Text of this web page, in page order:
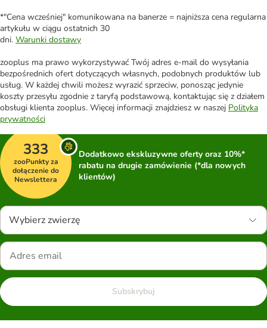
*"Cena wcześniej" komunikowana na banerze = najniższa cena regularna
artykułu w ciągu ostatnich 30
dni. Warunki dostawy
zooplus ma prawo wykorzystywać Twój adres e-mail do wysyłania
bezpośrednich ofert dotyczących własnych, podobnych produktów lub
usług. W każdej chwili możesz wyrazić sprzeciw, ponosząc jedynie
koszty przesyłu zgodnie z taryfą podstawową, kontaktując się z działem
obsługi klienta zooplus. Więcej informacji znajdziesz w naszej Polityka
prywatności
333
zooPunkty za
dołączenie do
Newslettera
Dodatkowo ekskluzywne oferty oraz 10%*
rabatu na drugie zamówienie (*dla nowych
klientów)
Wybierz zwierzę
Subskrybuj